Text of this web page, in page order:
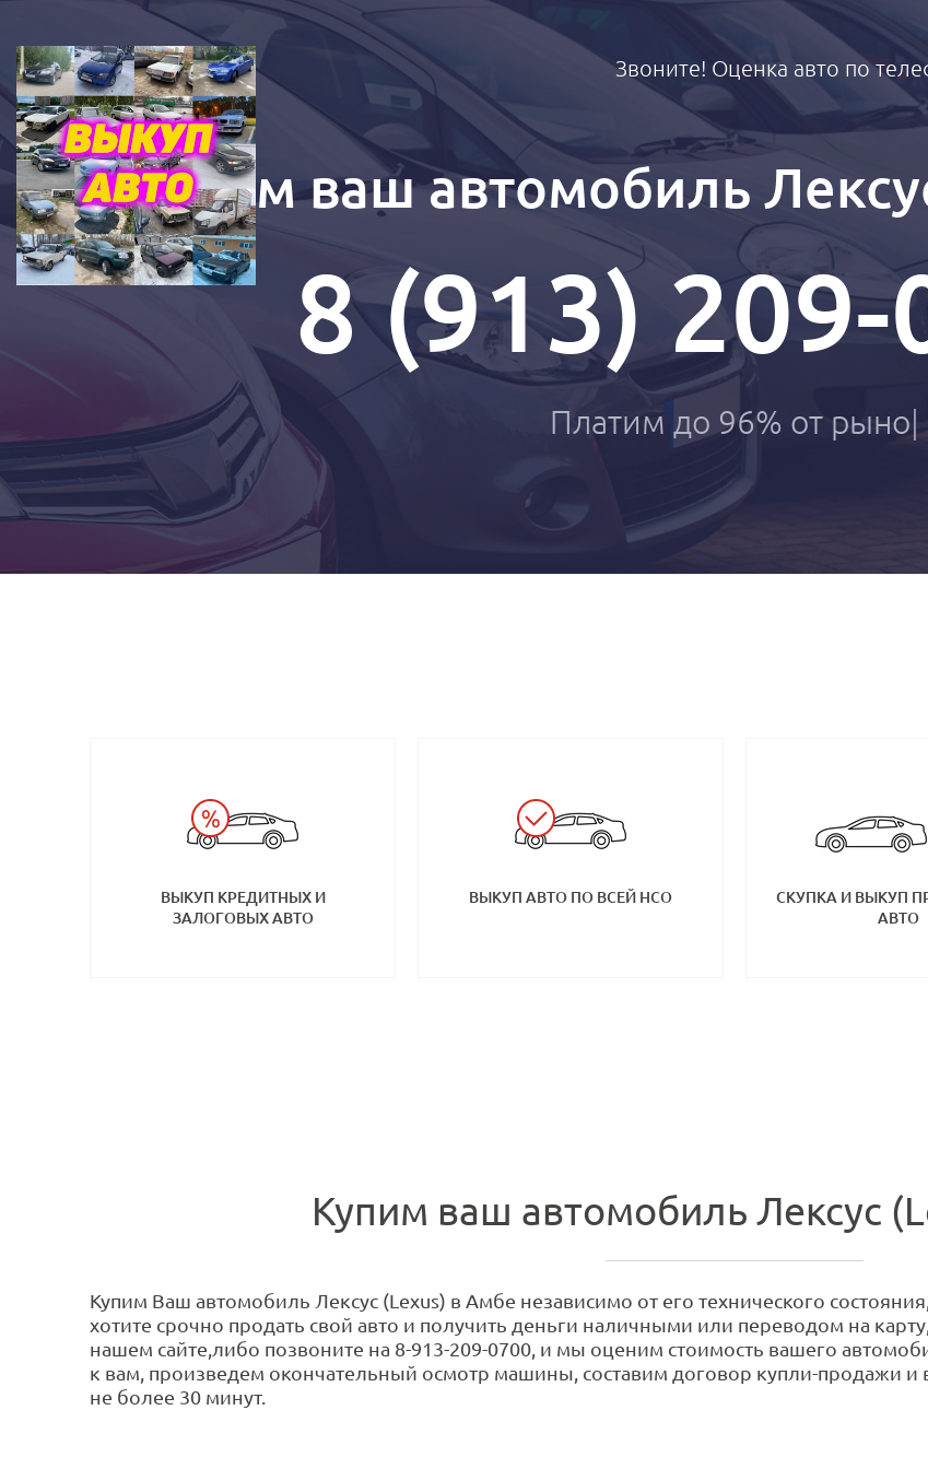
Звоните! Оценка авто по
Купим ваш автомобиль
8 (913) 209-
Платим до 9
ВЫКУП КРЕДИТНЫХ И
ЗАЛОГОВЫХ АВТО
ВЫКУП АВТО ПО ВСЕЙ НСО
СКУПКА И ВЫКУП
АВТО
Купим ваш автомобиль Лексус
Купим Ваш автомобиль Лексус (Lexus) в Амбе независимо от его технического
хотите срочно продать свой авто и получить деньги наличными или переводом на
нашем сайте,либо позвоните на 8-913-209-0700, и мы оценим стоимость вашего
к вам, произведем окончательный осмотр машины, составим договор купли-продажи и
не более 30 минут.